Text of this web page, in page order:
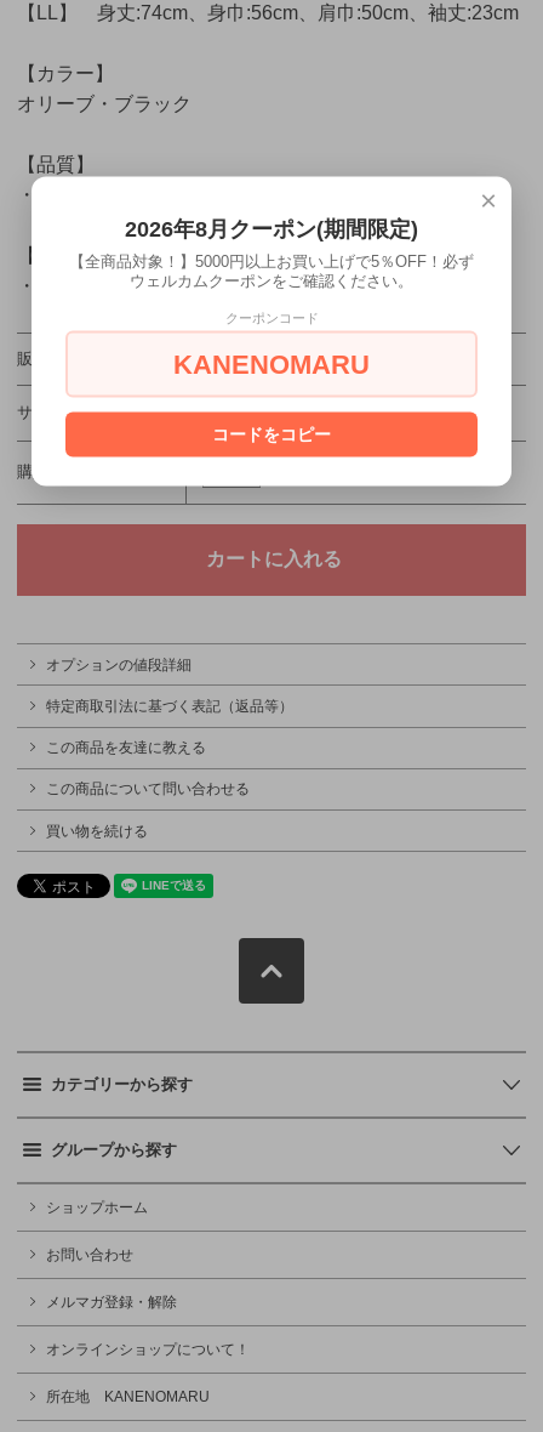
【LL】 身丈:74cm、身巾:56cm、肩巾:50cm、袖丈:23cm
【カラー】
オリーブ・ブラック
【品質】
・メッシュ
【素材】
・ポリエステル100％
販売価格 1,980円(税込)
サイズ
購入数
オプションの値段詳細
特定商取引法に基づく表記（返品等）
この商品を友達に教える
この商品について問い合わせる
買い物を続ける
カテゴリーから探す
グループから探す
ショップホーム
お問い合わせ
メルマガ登録・解除
オンラインショップについて！
所在地 KANENOMARU
×
2026年8月クーポン(期間限定)
【全商品対象！】5000円以上お買い上げで5％OFF！必ず
ウェルカムクーポンをご確認ください。
クーポンコード
KANENOMARU
コードをコピー